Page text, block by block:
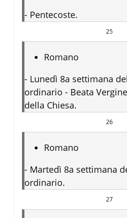
- Pentecoste.
25
Romano
- Lunedì 8a settimana
ordinario - Beata
della Chiesa.
26
Romano
- Martedì 8a settimana
ordinario.
27